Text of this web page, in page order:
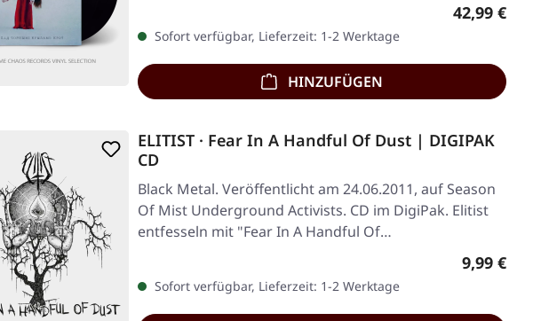
Regulärer
42,99 €
Sofort verfügbar, Lieferzeit: 1-2 Werktage
HINZUFÜGEN
ELITIST · Fear In A Handful Of Dust | DIGIPAK
CD
Black Metal. Veröffentlicht am 24.06.2011, auf Season
Of Mist Underground Activists. CD im DigiPak. Elitist
entfesseln mit "Fear In A Handful Of…
9,99 €
Sofort verfügbar, Lieferzeit: 1-2 Werktage